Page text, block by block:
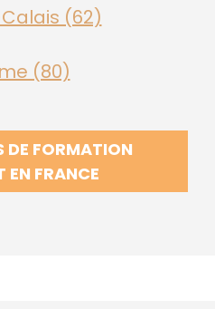
(62)
(80)
DE FORMATION
EN FRANCE